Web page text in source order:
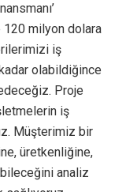
120 milyon dolara
iş
olabildiğince
Proje
iş
Müşterimiz bir
üretkenliğine,
analiz